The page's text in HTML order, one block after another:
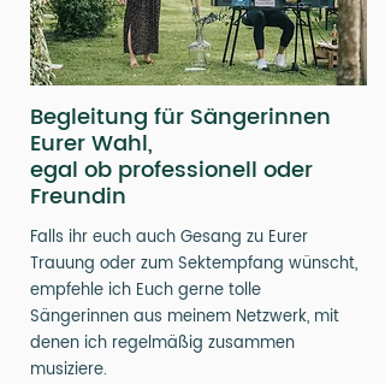
Begleitung für Sängerinnen
Eurer Wahl,
egal ob professionell oder
Freundin
Falls ihr euch auch Gesang zu Eurer
Trauung oder zum Sektempfang wünscht,
empfehle ich Euch gerne tolle
Sängerinnen aus meinem Netzwerk, mit
denen ich regelmäßig zusammen
musiziere.